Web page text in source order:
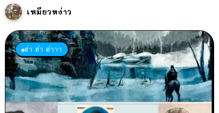
เหมียวหง่าว
ฮ่า ฮ่า ฮ่าาา